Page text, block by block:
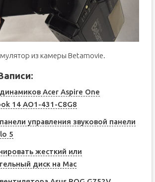
из камеры Betamovie.
Acer Aspire One
14 AO1-431-C8G8
управления звуковой панели
5
жесткий или
диск на Mac